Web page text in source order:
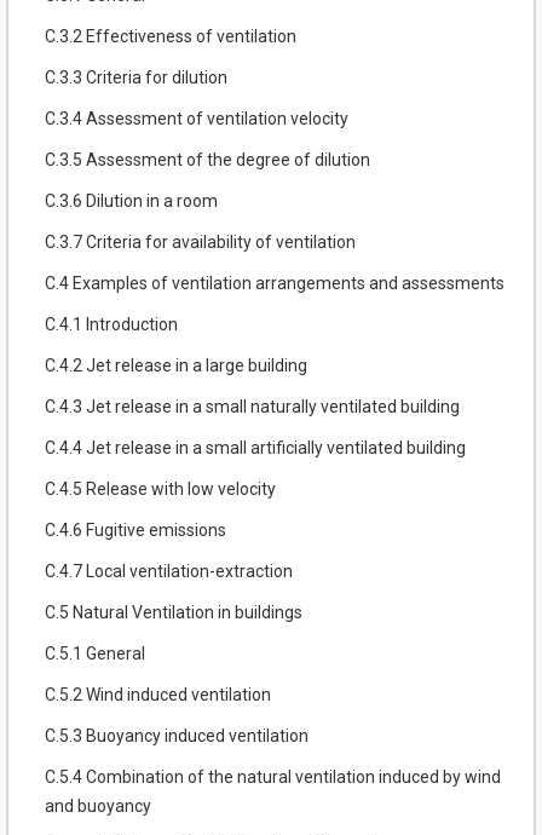
C.3.2 Effectiveness of ventilation
C.3.3 Criteria for dilution
C.3.4 Assessment of ventilation velocity
C.3.5 Assessment of the degree of dilution
C.3.6 Dilution in a room
C.3.7 Criteria for availability of ventilation
C.4 Examples of ventilation arrangements and assessments
C.4.1 Introduction
C.4.2 Jet release in a large building
C.4.3 Jet release in a small naturally ventilated building
C.4.4 Jet release in a small artificially ventilated building
C.4.5 Release with low velocity
C.4.6 Fugitive emissions
C.4.7 Local ventilation-extraction
C.5 Natural Ventilation in buildings
C.5.1 General
C.5.2 Wind induced ventilation
C.5.3 Buoyancy induced ventilation
C.5.4 Combination of the natural ventilation induced by wind
and buoyancy